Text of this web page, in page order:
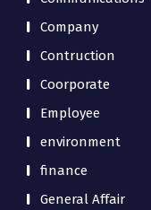
Company
Contruction
Coorporate
Employee
environment
finance
General Affair